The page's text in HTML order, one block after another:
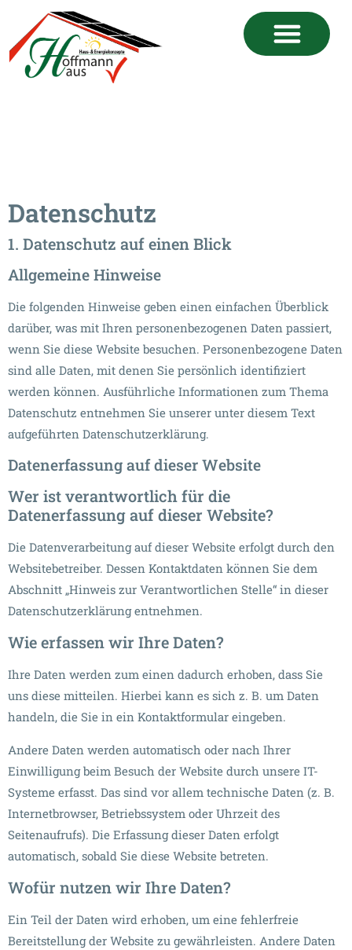
Datenschutz
1. Datenschutz auf einen Blick
Allgemeine Hinweise
Die folgenden Hinweise geben einen einfachen Überblick
darüber, was mit Ihren personenbezogenen Daten passiert,
wenn Sie diese Website besuchen. Personenbezogene Daten
sind alle Daten, mit denen Sie persönlich identifiziert
werden können. Ausführliche Informationen zum Thema
Datenschutz entnehmen Sie unserer unter diesem Text
aufgeführten Datenschutzerklärung.
Datenerfassung auf dieser Website
Wer ist verantwortlich für die
Datenerfassung auf dieser Website?
Die Datenverarbeitung auf dieser Website erfolgt durch den
Websitebetreiber. Dessen Kontaktdaten können Sie dem
Abschnitt „Hinweis zur Verantwortlichen Stelle“ in dieser
Datenschutzerklärung entnehmen.
Wie erfassen wir Ihre Daten?
Ihre Daten werden zum einen dadurch erhoben, dass Sie
uns diese mitteilen. Hierbei kann es sich z. B. um Daten
handeln, die Sie in ein Kontaktformular eingeben.
Andere Daten werden automatisch oder nach Ihrer
Einwilligung beim Besuch der Website durch unsere IT-
Systeme erfasst. Das sind vor allem technische Daten (z. B.
Internetbrowser, Betriebssystem oder Uhrzeit des
Seitenaufrufs). Die Erfassung dieser Daten erfolgt
automatisch, sobald Sie diese Website betreten.
Wofür nutzen wir Ihre Daten?
Ein Teil der Daten wird erhoben, um eine fehlerfreie
Bereitstellung der Website zu gewährleisten. Andere Daten